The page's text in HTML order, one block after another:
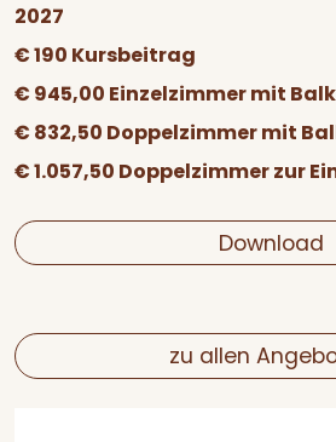
2027
€ 190 Kursbeitrag
€ 945,00 Einzelzimmer mit
€ 832,50 Doppelzimmer mit
€ 1.057,50 Doppelzimmer zur
Download
zu allen